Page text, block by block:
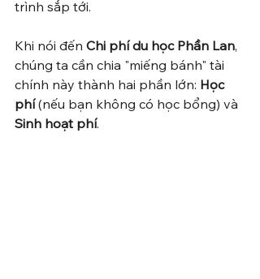
trình sắp tới.
Khi nói đến Chi phí du học Phần Lan,
chúng ta cần chia "miếng bánh" tài
chính này thành hai phần lớn: Học
phí (nếu bạn không có học bổng) và
Sinh hoạt phí.